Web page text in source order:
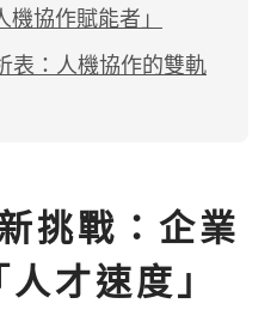
協作賦能者」
表：人機協作的雙軌
挑戰：企業
才速度」